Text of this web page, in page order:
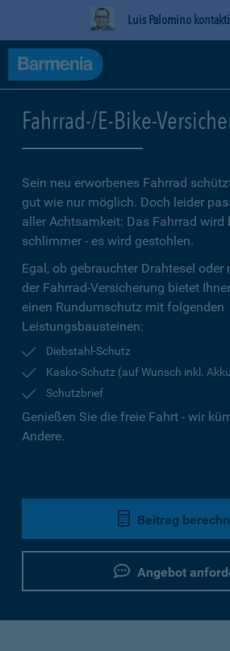
Luis Palomino
Fahrrad-/E-Bike-
Sein neu erworbenes Fahrrad
gut wie nur möglich. Doch leider
aller Achtsamkeit: Das Fahrrad wird
schlimmer - es wird gestohlen.
Egal, ob gebrauchter Drahtesel oder
der Fahrrad-Versicherung bietet
einen Rundumschutz mit folgenden
Leistungsbausteinen:
Diebstahl-Schutz
Kasko-Schutz (auf Wunsch inkl.
Schutzbrief
Genießen Sie die freie Fahrt - wir
Andere.
Beitrag
Angebot